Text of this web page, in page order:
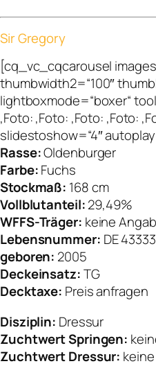
Sir Gregory
[cq_vc_cqcarousel
thumbwidth2=“100″
lightboxmode=“boxer“
,Foto: ,Foto: ,Foto: ,Foto:
slidestoshow=“4″
Rasse:Oldenburger
Farbe:Fuchs
Stockmaß: 168 cm
Vollblutanteil:29,49%
WFFS-Träger: keine
Lebensnummer: DE
geboren: 2005
Deckeinsatz:TG
Decktaxe: Preis anfragen
Disziplin: Dressur
Zuchtwert Springen:
Zuchtwert Dressur: